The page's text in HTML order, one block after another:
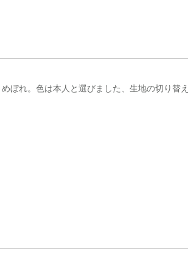
ぼれ。色は本人と選びました、生地の切り替